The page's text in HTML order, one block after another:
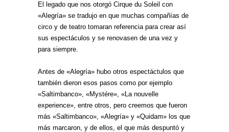
El legado que nos otorgó Cirque du Soleil con
«Alegría» se tradujo en que muchas compañías de
circo y de teatro tomaran referencia para crear así
sus espectáculos y se renovasen de una vez y
para siempre.
Antes de «Alegría» hubo otros espectáctulos que
también dieron esos pasos como por ejemplo
«Saltimbanco», «Mystére», «La nouvelle
experience», entre otros, pero creemos que fueron
más «Saltimbanco», «Alegría» y «Quidam» los que
más marcaron, y de ellos, el que más despuntó y